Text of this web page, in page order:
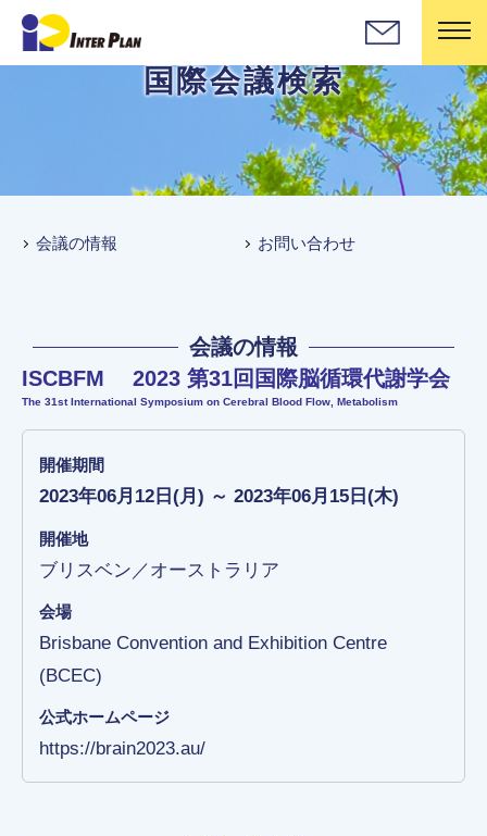
国際会議検索
会議の情報 お問い合わせ
会議の情報
ISCBFM 2023 第31回国際脳循環代謝学会
The 31st International Symposium on Cerebral Blood Flow, Metabolism
開催期間
2023年06月12日(月) ～ 2023年06月15日(木)
開催地
ブリスベン／オーストラリア
会場
Brisbane Convention and Exhibition Centre
(BCEC)
公式ホームページ
https://brain2023.au/